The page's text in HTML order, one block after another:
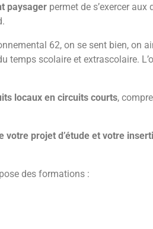
paysager permet de s’exercer
62, on se sent bien, on
scolaire et extrascolaire.
locaux en circuits courts,
votre projet d’étude et votre
des formations :